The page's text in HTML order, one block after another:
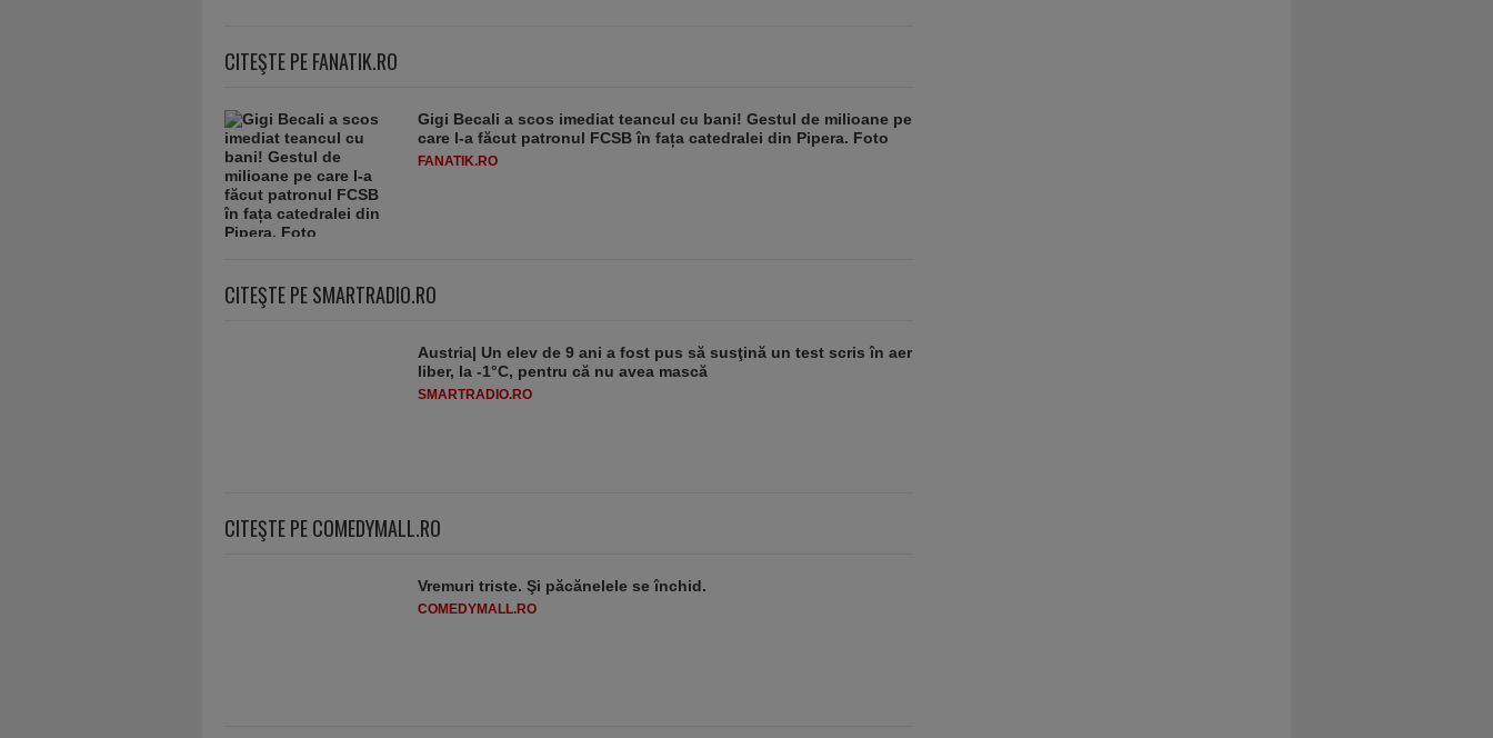
CITEŞTE PE FANATIK.RO
Gigi Becali a scos imediat teancul cu bani! Gestul de milioane pe
care l-a făcut patronul FCSB în fața catedralei din Pipera. Foto
FANATIK.RO
CITEŞTE PE SMARTRADIO.RO
Austria| Un elev de 9 ani a fost pus să susţină un test scris în aer
liber, la -1°C, pentru că nu avea mască
SMARTRADIO.RO
CITEŞTE PE COMEDYMALL.RO
Vremuri triste. Şi păcănelele se închid.
COMEDYMALL.RO